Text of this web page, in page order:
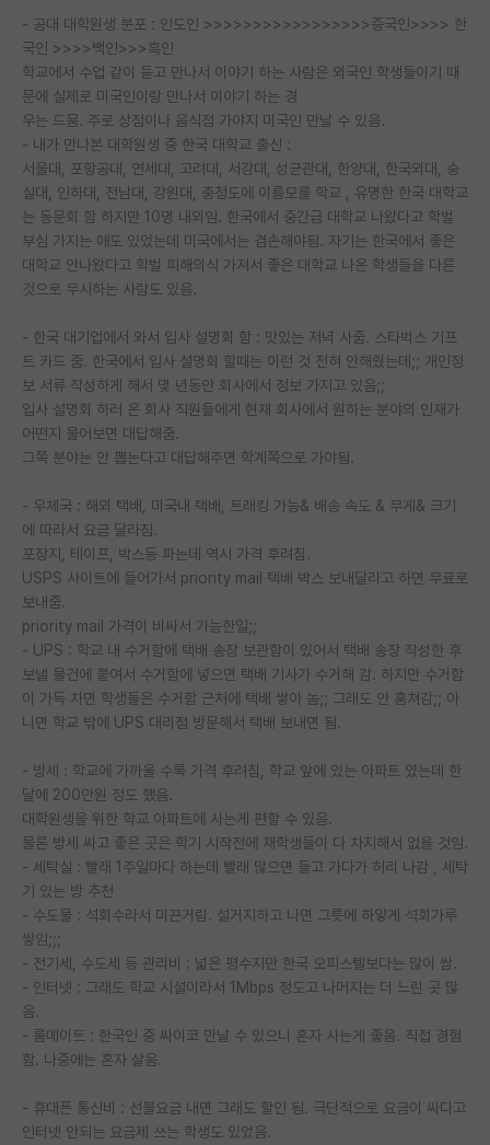
- 공대 대학원생 분포 : 인도인 >>>>>>>>>>>>>>>>>중국인>>>> 한
국인 >>>>백인>>>흑인
학교에서 수업 같이 듣고 만나서 이야기 하는 사람은 외국인 학생들이기 때
문에 실제로 미국인이랑 만나서 이야기 하는 경
우는 드뭄. 주로 상점이나 음식점 가야지 미국인 만날 수 있음.
- 내가 만나본 대학원생 중 한국 대학교 출신 :
서울대, 포항공대, 연세대, 고려대, 서강대, 성균관대, 한양대, 한국외대, 숭
실대, 인하대, 전남대, 강원대, 충청도에 이름모를 학교 , 유명한 한국 대학교
는 동문회 함 하지만 10명 내외임. 한국에서 중간급 대학교 나왔다고 학벌
부심 가지는 애도 있었는데 미국에서는 겸손해야됨. 자기는 한국에서 좋은
대학교 안나왔다고 학벌 피해의식 가져서 좋은 대학교 나온 학생들을 다른
것으로 무시하는 사람도 있음.
- 한국 대기업에서 와서 입사 설명회 함 : 맛있는 저녁 사줌. 스타벅스 기프
트 카드 줌. 한국에서 입사 설명회 할때는 이런 것 전혀 안해줬는데;; 개인정
보 서류 작성하게 해서 몇 년동안 회사에서 정보 가지고 있음;;
입사 설명회 하러 온 회사 직원들에게 현재 회사에서 원하는 분야의 인재가
어떤지 물어보면 대답해줌.
그쪽 분야는 안 뽑는다고 대답해주면 학계쪽으로 가야됨.
- 우체국 : 해외 택배, 미국내 택배, 트래킹 가능& 배송 속도 & 무게& 크기
에 따라서 요금 달라짐.
포장지, 테이프, 박스등 파는데 역시 가격 후려침.
USPS 사이트에 들어가서 priority mail 택배 박스 보내달라고 하면 무료로
보내줌.
priority mail 가격이 비싸서 가능한일;;
- UPS : 학교 내 수거함에 택배 송장 보관함이 있어서 택배 송장 작성한 후
보낼 물건에 붙여서 수거함에 넣으면 택배 기사가 수거해 감. 하지만 수거함
이 가득 차면 학생들은 수거함 근처에 택배 쌓아 놈;; 그래도 안 훔쳐감;; 아
니면 학교 밖에 UPS 대리점 방문해서 택배 보내면 됨.
- 방세 : 학교에 가까울 수록 가격 후려침, 학교 앞에 있는 아파트 였는데 한
달에 200만원 정도 했음.
대학원생을 위한 학교 아파트에 사는게 편할 수 있음.
물론 방세 싸고 좋은 곳은 학기 시작전에 재학생들이 다 차지해서 없을 것임.
- 세탁실 : 빨래 1주일마다 하는데 빨래 많으면 들고 가다가 허리 나감 , 세탁
기 있는 방 추천
- 수도물 : 석회수라서 미끈거림. 설거지하고 나면 그릇에 하얗게 석회가루
쌓임;;;
- 전기세, 수도세 등 관리비 : 넓은 평수지만 한국 오피스텔보다는 많이 쌈.
- 인터넷 : 그래도 학교 시설이라서 1Mbps 정도고 나머지는 더 느린 곳 많
음.
- 룸메이트 : 한국인 중 싸이코 만날 수 있으니 혼자 사는게 좋음. 직접 경험
함. 나중에는 혼자 살음.
- 휴대폰 통신비 : 선불요금 내면 그래도 할인 됨. 극단적으로 요금이 싸다고
인터넷 안되는 요금제 쓰는 학생도 있었음.